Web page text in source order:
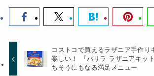
コストコで買えるラザニア手作り
楽しい！ 『バリラ ラザニアキッ
ちそうにもなる満足メニュー